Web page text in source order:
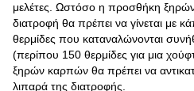
μελέτες. Ωστόσο η προσθήκη
διατροφή θα πρέπει να γίνεται με
θερμίδες που καταναλώνονται
(περίπου 150 θερμίδες για μια
ξηρών καρπών θα πρέπει να
λιπαρά της διατροφής.